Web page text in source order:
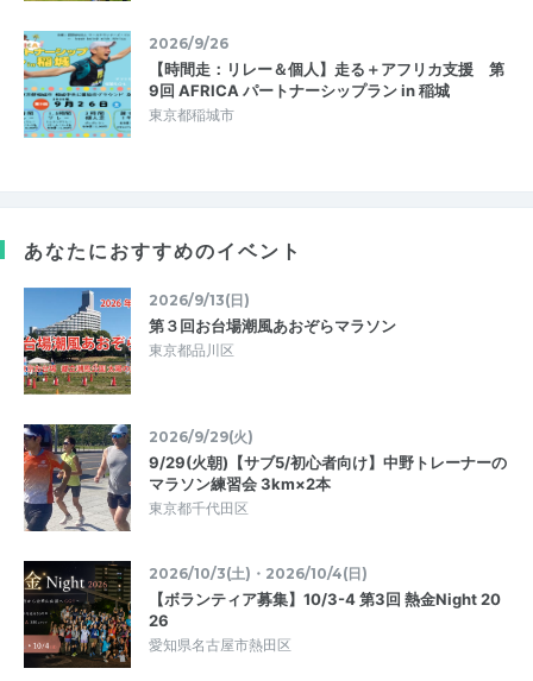
2026/9/26
【時間走：リレー＆個人】走る＋アフリカ支援 第
9回 AFRICA パートナーシップラン in 稲城
東京都稲城市
あなたにおすすめのイベント
2026/9/13(日)
第３回お台場潮風あおぞらマラソン
東京都品川区
2026/9/29(火)
9/29(火朝)【サブ5/初心者向け】中野トレーナーの
マラソン練習会 3km×2本
東京都千代田区
2026/10/3(土)・2026/10/4(日)
【ボランティア募集】10/3-4 第3回 熱金Night 20
26
愛知県名古屋市熱田区